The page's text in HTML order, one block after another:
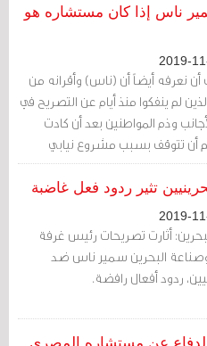
ناس إذا كان مستشاره هو
أن نعرفه أيضاً أن (ناس) وأقرانه من
لم ينفكوا منذ أيام عن التصريح في
وذم المواطنين بعد أن كادت
أن تتوقف بسبب مشروع نيابي
شهادة حسن سيرة وسلوك على
إن أصحاب الأموال هؤلاء أصلاً
في بحرين أخرى ويتعاملون مع
آخرين، ثروتهم حاجز وردي جميل
وبين الواقع المزعج والقبيح الذي
هذه الجزيرة
تثير ردود فعل غاضبة
أثارت تصريحات رئيس غرفة
البحرين سمير ناس ضد
ردود أفعال رافضة.